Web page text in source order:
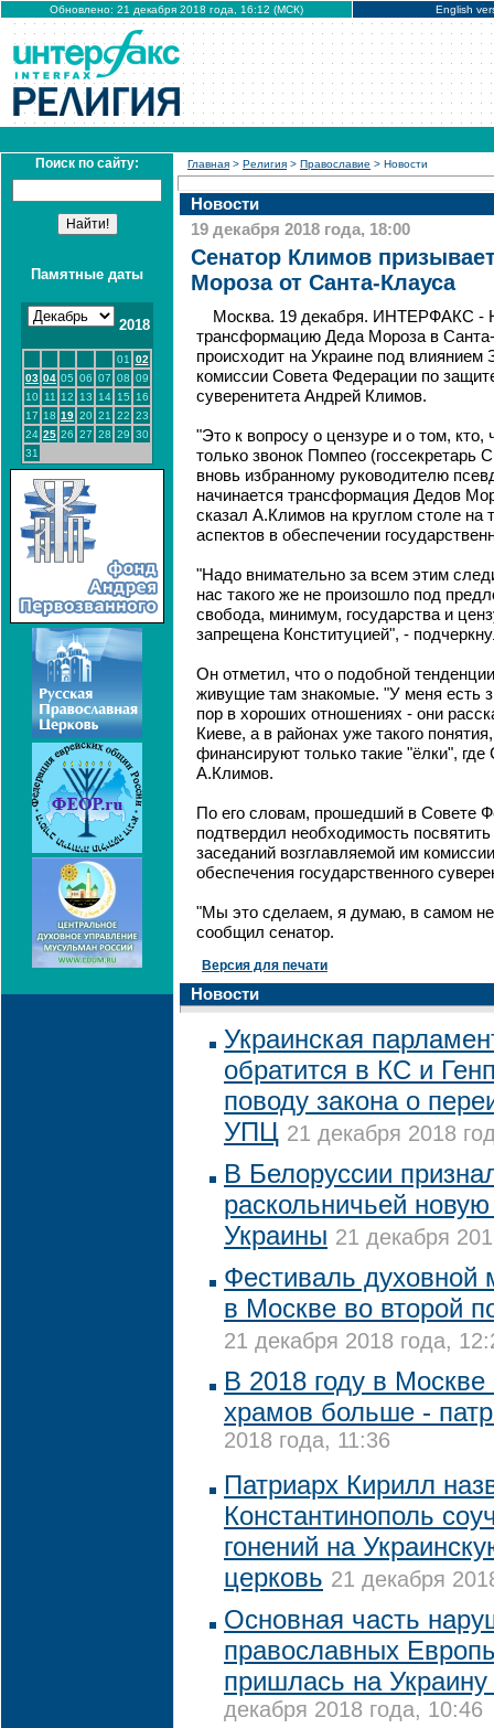
Обновлено: 21 декабря 2018 года, 16:12 (МСК) English
Поиск по сайту:
Памятные даты
2018
01
02
03 04 05 06 07 08 09
10
11 12 13 14 15
16
17 18 19 20 21 22 23
24 25 26 27 28 29 30
31
Главная > Религия > Православие > Новости
Новости
19 декабря 2018 года, 18:00
Сенатор Климов
Мороза от Санта-Клауса
Москва. 19 декабря. ИНТЕРФАКС -
трансформацию Деда Мороза в
происходит на Украине под влиянием
комиссии Совета Федерации по
суверенитета Андрей Климов.
"Это к вопросу о цензуре и о том, кто,
только звонок Помпео
вновь избранному руководителю
начинается трансформация Дедов
сказал А.Климов на круглом столе на
аспектов в обеспечении
"Надо внимательно за всем этим
нас такого же не произошло под
свобода, минимум, государства и
запрещена Конституцией", -
Он отметил, что о подобной
живущие там знакомые. "У меня есть
пор в хороших отношениях - они
Киеве, а в районах уже такого
финансируют только такие "ёлки",
А.Климов.
По его словам, прошедший в Совете
подтвердил необходимость
заседаний возглавляемой им
обеспечения государственного
"Мы это сделаем, я думаю, в самом
сообщил сенатор.
Версия для печати
Новости
Украинская
обратится в КС и
поводу закона о
УПЦ 21 декабря 2018
В Белоруссии
раскольничьей
Украины 21 декабря
Фестиваль духовной
в Москве во второй
21 декабря 2018 года,
В 2018 году в Москве
храмов больше -
2018 года, 11:36
Патриарх Кирилл
Константинополь
гонений на
церковь 21 декабря
Основная часть
православных
пришлась на
декабря 2018 года, 10:46